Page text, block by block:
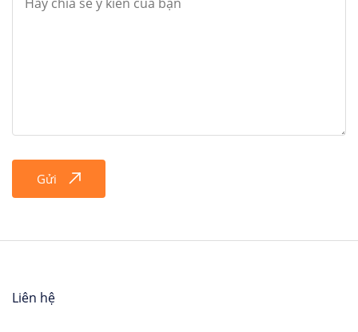
Gửi
Liên hệ